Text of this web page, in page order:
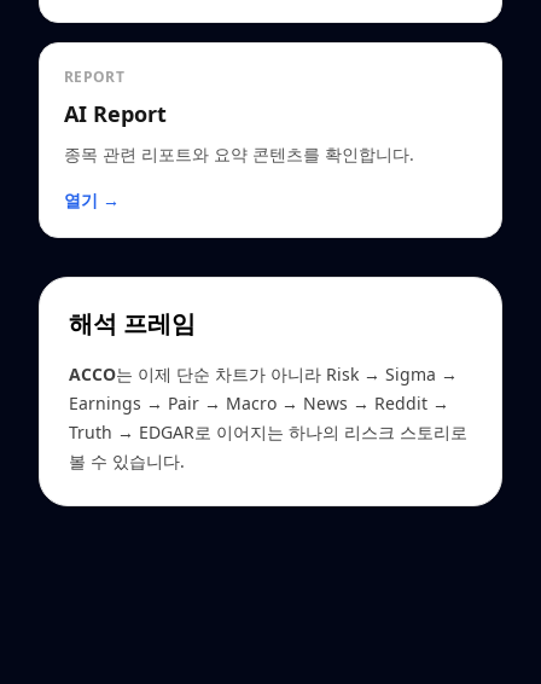
REPORT
AI Report
종목 관련 리포트와 요약 콘텐츠를 확인합니다.
열기 →
해석 프레임
ACCO는 이제 단순 차트가 아니라 Risk → Sigma →
Earnings → Pair → Macro → News → Reddit →
Truth → EDGAR로 이어지는 하나의 리스크 스토리로
볼 수 있습니다.